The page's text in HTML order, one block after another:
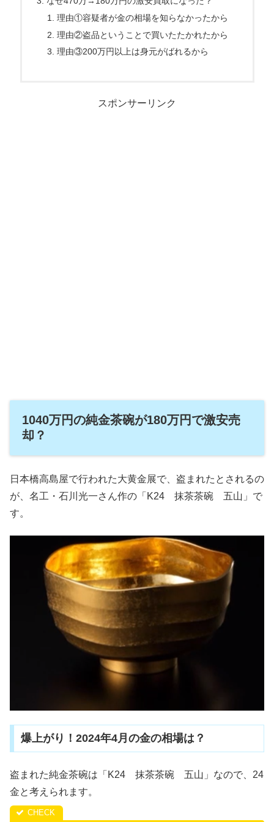
理由①容疑者が金の相場を知らなかったから
理由②盗品ということで買いたたかれたから
理由③200万円以上は身元がばれるから
スポンサーリンク
1040万円の純金茶碗が180万円で激安売
却？
日本橋高島屋で行われた大黄金展で、盗まれたとされるの
が、名工・石川光一さん作の「K24 抹茶茶碗 五山」で
す。
爆上がり！2024年4月の金の相場は？
盗まれた純金茶碗は「K24 抹茶茶碗 五山」なので、24
金と考えられます。